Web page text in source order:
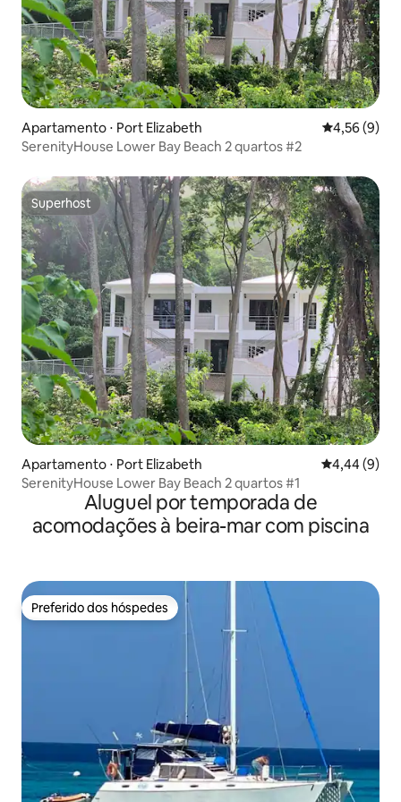
Apartamento ⋅ Port Elizabeth 4,56 de uma
4,56 (9)
SerenityHouse Lower Bay Beach 2 quartos #2
Superhost
Superhost
Apartamento ⋅ Port Elizabeth 4,44 de uma
4,44 (9)
SerenityHouse Lower Bay Beach 2 quartos #1
Aluguel por temporada de
acomodações à beira-mar com piscina
Preferido dos hóspedes
Preferido dos hóspedes